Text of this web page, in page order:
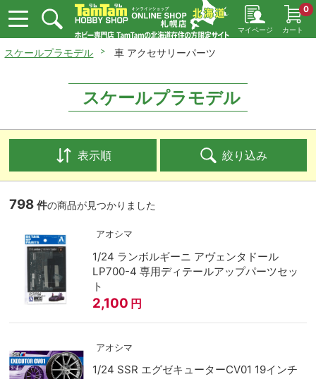
マイページ カート
0
スケールプラモデル 車 アクセサリーパーツ
スケールプラモデル
表示順 絞り込み
798 件の商品が見つかりました
アオシマ
1/24 ランボルギーニ アヴェンタドール
LP700-4 専用ディテールアップパーツセッ
ト
2,100 円
アオシマ
1/24 SSR エグゼキューターCV01 19インチ